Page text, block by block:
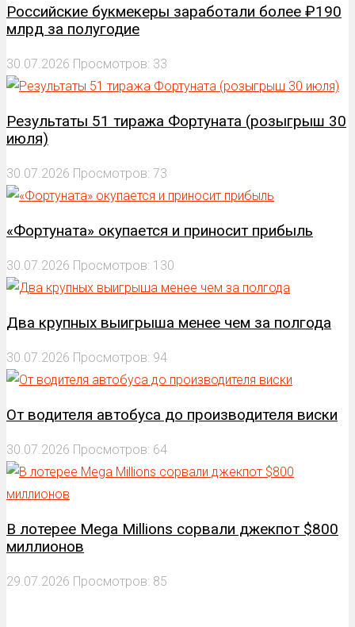
Российские букмекеры заработали более ₽190
млрд за полугодие
30.07.2026 Просмотров: 33
Результаты 51 тиража Фортуната (розыгрыш 30
июля)
30.07.2026 Просмотров: 73
«Фортуната» окупается и приносит прибыль
30.07.2026 Просмотров: 130
Два крупных выигрыша менее чем за полгода
30.07.2026 Просмотров: 94
От водителя автобуса до производителя виски
30.07.2026 Просмотров: 64
В лотерее Mega Millions сорвали джекпот $800
миллионов
29.07.2026 Просмотров: 85